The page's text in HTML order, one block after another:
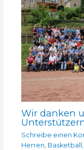
Wir danken
Schreibe einen
Herren, Basketball ,